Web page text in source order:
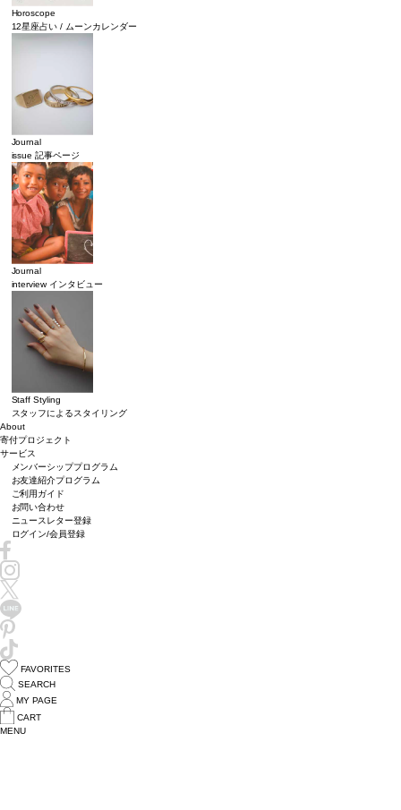
Horoscope
12星座占い / ムーンカレンダー
Journal
issue 記事ページ
Journal
interview インタビュー
Staff Styling
スタッフによるスタイリング
About
寄付プロジェクト
サービス
メンバーシッププログラム
お友達紹介プログラム
ご利用ガイド
お問い合わせ
ニュースレター登録
ログイン/会員登録
FAVORITES
SEARCH
MY PAGE
CART
MENU